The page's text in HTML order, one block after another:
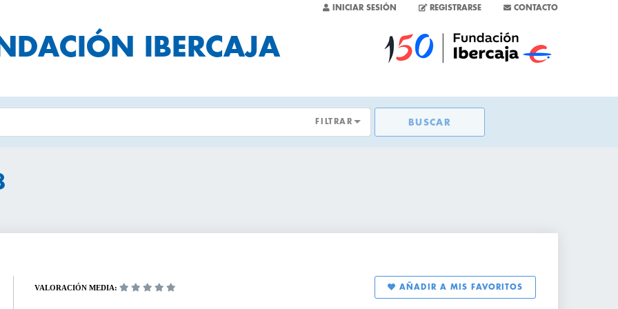
INICIAR SESIÓN REGISTRARSE CONTACTO
IBERCAJA
DIRECTIVOS Y
DE ÁREA
CONFERENCIAS Y MESAS
FILTRAR BUSCAR
VALORACIÓN MEDIA: AÑADIR A MIS FAVORITOS